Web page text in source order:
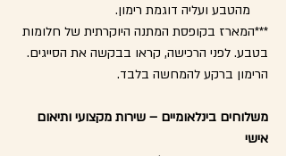
מהטבע ועליה דוגמת רימון.
***המארז בקופסת המתנה היוקרתית של חלומות
בטבע. לפני הרכישה, קראו בבקשה את הסייגים.
הרימון ברקע להמחשה בלבד.
משלוחים בינלאומיים – שירות מקצועי ותיאום
אישי